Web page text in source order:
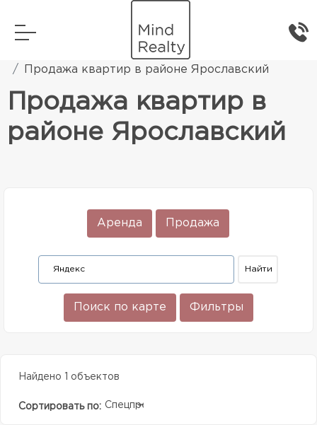
Элитная жилая недвижимость
Продажа квартир в районе Ярославский
Продажа квартир в
районе Ярославский
Аренда Продажа
Поиск по карте Фильтры
Найдено 1 объектов
Сортировать по: Спецпредолжение